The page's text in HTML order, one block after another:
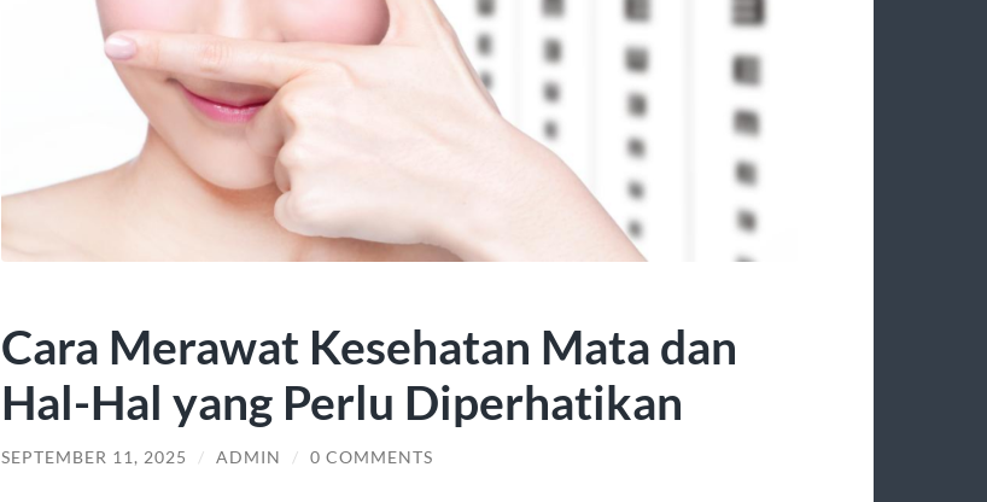
Cara Merawat Kesehatan Mata dan
Hal-Hal yang Perlu Diperhatikan
SEPTEMBER 11, 2025 / ADMIN / 0 COMMENTS